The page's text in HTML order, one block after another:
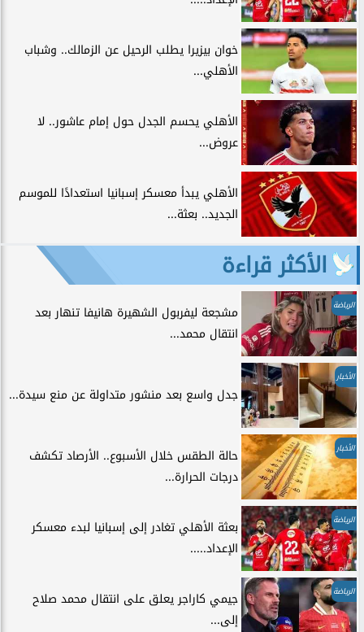
خوان بيزيرا يطلب الرحيل عن الزمالك.. وشباب
الأهلي...
الأهلي يحسم الجدل حول إمام عاشور.. لا
عروض...
الأهلي يبدأ معسكر إسبانيا استعدادًا للموسم
الجديد.. بعثة...
الأكثر قراءة
الرياضة
مشجعة ليفربول الشهيرة هانيفا تنهار بعد
انتقال محمد...
الأخبار
جدل واسع بعد منشور متداولة عن منع سيدة...
الأخبار
حالة الطقس خلال الأسبوع.. الأرصاد تكشف
درجات الحرارة...
الرياضة
بعثة الأهلي تغادر إلى إسبانيا لبدء معسكر
الإعداد.....
الرياضة
جيمي كاراجر يعلق على انتقال محمد صلاح
إلى...